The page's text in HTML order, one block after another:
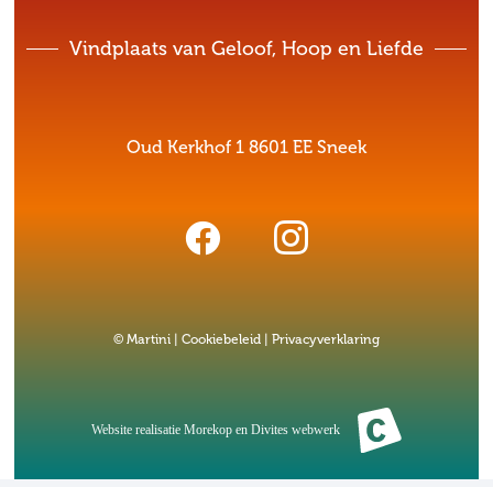
Vindplaats van Geloof, Hoop en Liefde
Oud Kerkhof 1 8601 EE Sneek
© Martini | Cookiebeleid Privacyverklaring
Website realisatie Morekop en Divites webwerk